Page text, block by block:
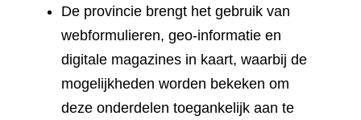
De provincie brengt het gebruik van
webformulieren, geo-informatie en
digitale magazines in kaart, waarbij de
mogelijkheden worden bekeken om
deze onderdelen toegankelijk aan te